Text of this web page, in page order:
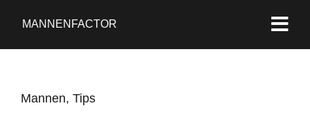
MANNENFACTOR
Mannen, Tips